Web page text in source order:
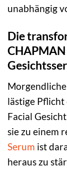
unabhängig
Die
lästige
Facial
sie zu einem
Serum ist
heraus zu